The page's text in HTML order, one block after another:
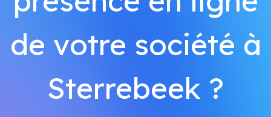
de votre société à
Sterrebeek ?